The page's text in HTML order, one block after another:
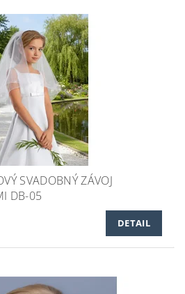
SVADOBNÝ ZÁVOJ
DB-05
DETAIL